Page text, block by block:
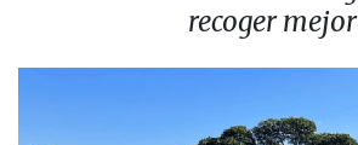
recoger mejor